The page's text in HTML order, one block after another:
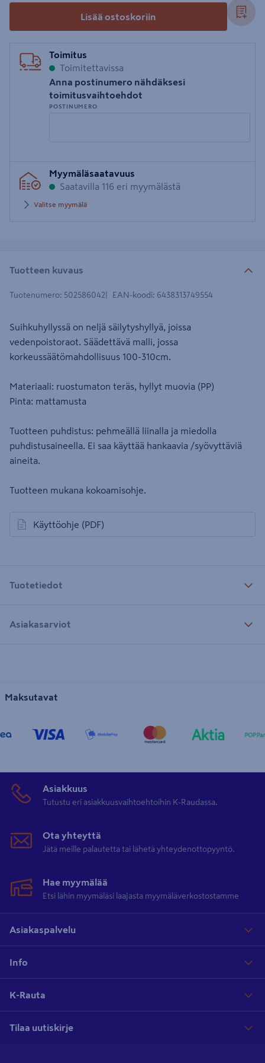
Lisää ostoskoriin
Toimitus
Toimitettavissa
Anna postinumero nähdäksesi
toimitusvaihtoehdot
POSTINUMERO
postinumero
Myymäläsaatavuus
Saatavilla 116 eri myymälästä
Valitse myymälä
Tuotteen kuvaus
Tuotenumero: 502586042 EAN-koodi: 6438313749554
Suihkuhyllyssä on neljä säilytyshyllyä, joissa
vedenpoistoraot. Säädettävä malli, jossa
korkeussäätömahdollisuus 100-310cm.
Materiaali: ruostumaton teräs, hyllyt muovia (PP)
Pinta: mattamusta
Tuotteen puhdistus: pehmeällä liinalla ja miedolla
puhdistusaineella. Ei saa käyttää hankaavia /syövyttäviä
aineita.
Tuotteen mukana kokoamisohje.
Käyttöohje (PDF)
avautuu uuteen välilehteen
Tuotetiedot
Asiakasarviot
Maksutavat
Asiakkuus
Tutustu eri asiakkuusvaihtoehtoihin K-Raudassa.
Ota yhteyttä
Jätä meille palautetta tai lähetä yhteydenottopyyntö.
Hae myymälää
Etsi lähin myymäläsi laajasta myymäläverkostostamme
Asiakaspalvelu
Info
K-Rauta
Tilaa uutiskirje